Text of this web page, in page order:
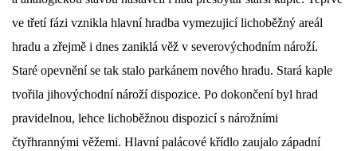
ve třetí fázi vznikla hlavní hradba vymezujicí lichoběžný areál
hradu a zřejmě i dnes zaniklá věž v severovýchodním nároží.
Staré opevnění se tak stalo parkánem nového hradu. Stará kaple
tvořila jihovýchodní nároží dispozice. Po dokončení byl hrad
pravidelnou, lehce lichoběžnou dispozicí s nárožními
čtyřhrannými věžemi. Hlavní palácové křídlo zaujalo západní